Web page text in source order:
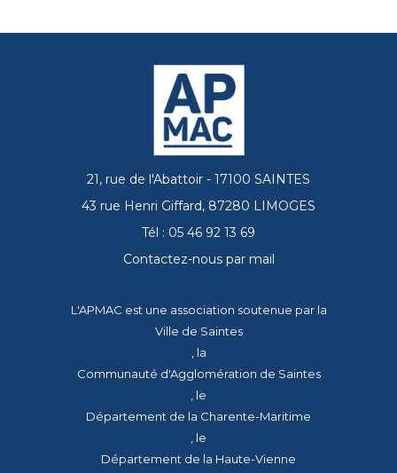
21, rue de l'Abattoir - 17100 SAINTES
43 rue Henri Giffard, 87280 LIMOGES
Tél : 05 46 92 13 69
Contactez-nous par mail
L'APMAC est une association soutenue par la
Ville de Saintes
, la
Communauté d'Agglomération de Saintes
, le
Département de la Charente-Maritime
, le
Département de la Haute-Vienne